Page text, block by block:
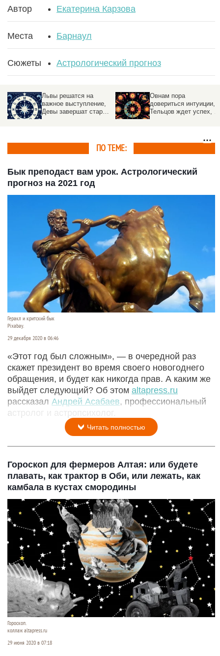
Автор Екатерина Карзова
Места Барнаул
Сюжеты Астрологический прогноз
Львы решатся на
важное выступление,
Девы завершат старые
Овнам пора
довериться интуиции,
Тельцов ждет успех, а
ПО ТЕМЕ:
Бык преподаст вам урок. Астрологический
прогноз на 2021 год
Геракл и критский бык
Pixabay.
29 декабря 2020 в 06:46
«Этот год был сложным», — в очередной раз
скажет президент во время своего новогоднего
обращения, и будет как никогда прав. А каким же
выйдет следующий? Об этом a ltapress.ru
рассказал Андрей Асабаев, профессиональный
астролог и астропсихолог.
Читать полностью
Гороскоп для фермеров Алтая: или будете
плавать, как трактор в Оби, или лежать, как
камбала в кустах смородины
Гороскоп.
коллаж altapress.ru
29 июня 2020 в 07:18